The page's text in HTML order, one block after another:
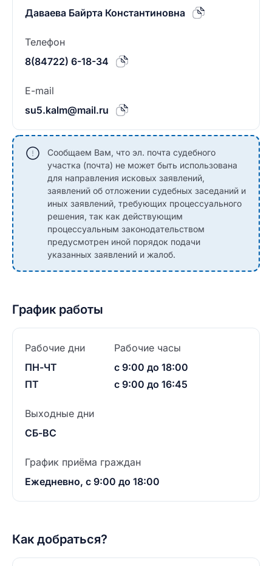
Даваева Байрта Константиновна
Телефон
8(84722) 6-18-34
E-mail
su5.kalm@mail.ru
Сообщаем Вам, что эл. почта судебного
участка (почта) не может быть использована
для направления исковых заявлений,
заявлений об отложении судебных заседаний и
иных заявлений, требующих процессуального
решения, так как действующим
процессуальным законодательством
предусмотрен иной порядок подачи
указанных заявлений и жалоб.
График работы
Рабочие дни
ПН-ЧТ
ПТ
Рабочие часы
с 9:00 до 18:00
с 9:00 до 16:45
Выходные дни
СБ-ВС
График приёма граждан
Ежедневно, с 9:00 до 18:00
Как добраться?